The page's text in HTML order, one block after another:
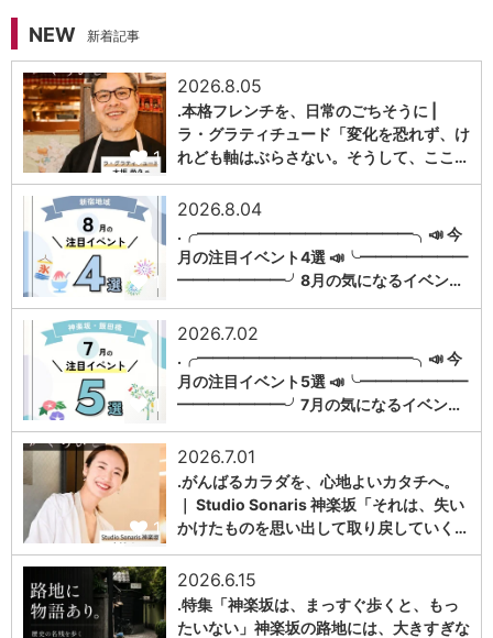
NEW 新着記事
1
2026.8.05
.本格フレンチを、日常のごちそうに |
ラ・グラティチュード「変化を恐れず、け
れども軸はぶらさない。そうして、ここ…
1
2026.8.04
.╭━━━━━━━━━━━━━━╮📣 今
月の注目イベント4選 📣╰━━━━━━━
━━━━━━━╯8月の気になるイベン…
1
2026.7.02
.╭━━━━━━━━━━━━━━╮📣 今
月の注目イベント5選 📣╰━━━━━━━
━━━━━━━╯7月の気になるイベン…
1
2026.7.01
.がんばるカラダを、心地よいカタチへ。
｜ Studio Sonaris 神楽坂「それは、失い
かけたものを思い出して取り戻していく…
2026.6.15
.特集「神楽坂は、まっすぐ歩くと、もっ
たいない」神楽坂の路地には、大きすぎな